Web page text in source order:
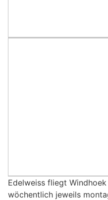
Edelweiss fliegt
wöchentlich jeweils